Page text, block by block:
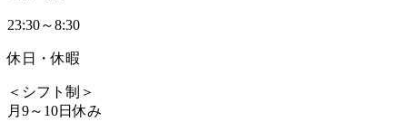
23:30～8:30
休日・休暇
＜シフト制＞
月9～10日休み